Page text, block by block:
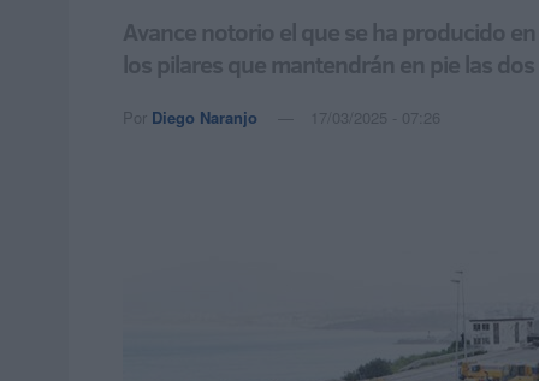
Avance notorio el que se ha producido
los pilares que mantendrán en pie las
Por Diego Naranjo 17/03/2025 - 07:26